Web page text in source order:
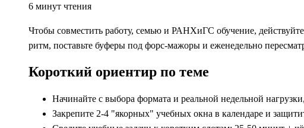
6 минут чтения
Чтобы совместить работу, семью и РАНХиГС обучение,
ритм, поставьте буферы под форс-мажоры и еженедельно
Короткий ориентир по теме
Начинайте с выбора формата и реальной недельной
Закрепите 2-4 "якорных" учебных окна в календаре и